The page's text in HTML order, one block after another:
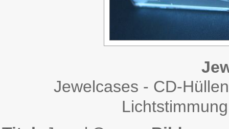
Jewelcases - CD-